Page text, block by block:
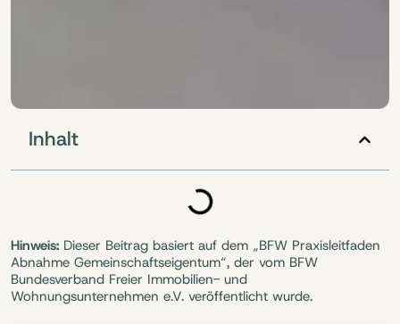
Inhalt
Hinweis: Dieser Beitrag basiert auf dem „BFW Praxisleitfaden
Abnahme Gemeinschaftseigentum“, der vom BFW
Bundesverband Freier Immobilien- und
Wohnungsunternehmen e.V. veröffentlicht wurde.